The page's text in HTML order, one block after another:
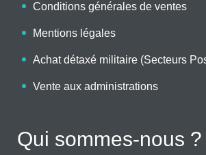
Conditions générales de ventes
Mentions légales
Achat détaxé militaire (Secteurs
Vente aux administrations
Qui sommes-nous ?